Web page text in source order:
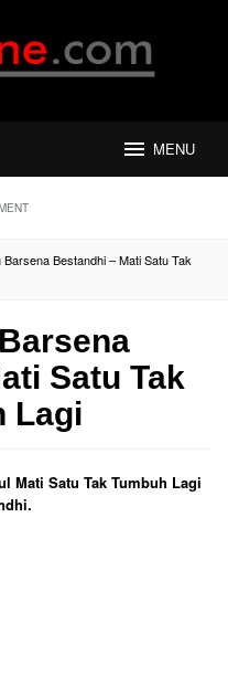
MENU
Barsena Bestandhi – Mati Satu Tak
Satu Tak
Lagi
Mati Satu Tak Tumbuh Lagi